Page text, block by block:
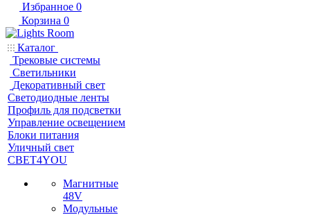
Избранное 0
Корзина 0
Каталог
Трековые системы
Светильники
Декоративный свет
Светодиодные ленты
Профиль для подсветки
Управление освещением
Блоки питания
Уличный свет
СВЕТ4YOU
Магнитные
48V
Модульные